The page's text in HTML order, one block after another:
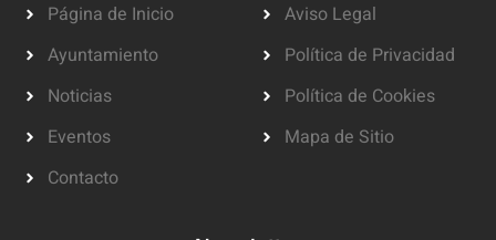
Página de Inicio
Ayuntamiento
Noticias
Eventos
Contacto
Aviso Legal
Política de Privacidad
Política de Cookies
Mapa de Sitio